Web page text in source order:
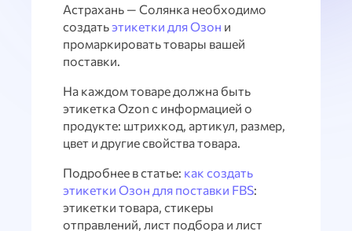
Астрахань — Солянка необходимо
создать этикетки для Озон и
промаркировать товары вашей
поставки.
На каждом товаре должна быть
этикетка Ozon с информацией о
продукте: штрихкод, артикул, размер,
цвет и другие свойства товара.
Подробнее в статье: как создать
этикетки Озон для поставки FBS:
этикетки товара, стикеры
отправлений, лист подбора и лист